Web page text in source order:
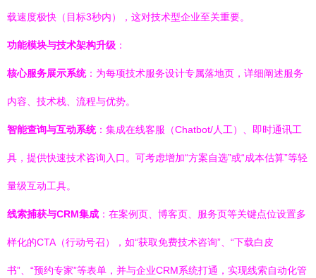
载速度极快（目标3秒内），这对技术型企业至关重要。
功能模块与技术架构升级 ：
核心服务展示系统：为每项技术服务设计专属落地页，详细阐述服务
内容、技术栈、流程与优势。
智能查询与互动系统：集成在线客服（Chatbot/人工）、即时通讯工
具，提供快速技术咨询入口。可考虑增加“方案自选”或“成本估算”等轻
量级互动工具。
线索捕获与CRM集成 ：在案例页、博客页、服务页等关键点位设置多
样化的CTA（行动号召），如“获取免费技术咨询”、“下载白皮
书”、“预约专家”等表单，并与企业CRM系统打通，实现线索自动化管